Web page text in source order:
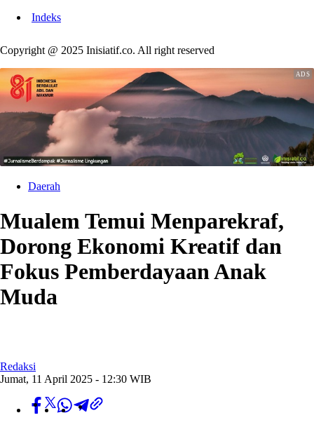
Indeks
Copyright @ 2025 Inisiatif.co. All right reserved
Daerah
Mualem Temui Menparekraf,
Dorong Ekonomi Kreatif dan
Fokus Pemberdayaan Anak
Muda
Redaksi
Jumat, 11 April 2025 - 12:30 WIB